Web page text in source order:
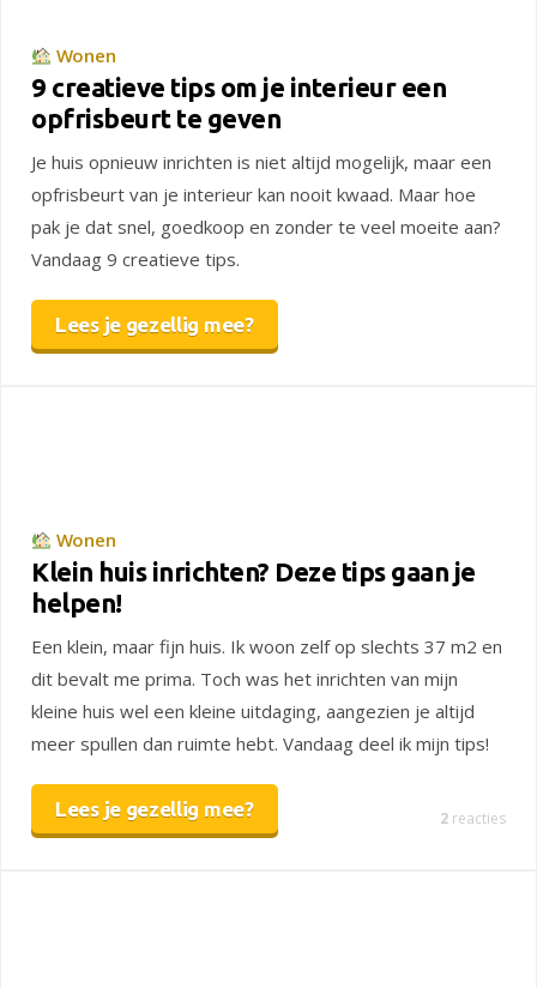
Wonen
9 creatieve tips om je interieur een
opfrisbeurt te geven
Je huis opnieuw inrichten is niet altijd mogelijk, maar een
opfrisbeurt van je interieur kan nooit kwaad. Maar hoe
pak je dat snel, goedkoop en zonder te veel moeite aan?
Vandaag 9 creatieve tips.
Lees je gezellig mee?
Wonen
Klein huis inrichten? Deze tips gaan je
helpen!
Een klein, maar fijn huis. Ik woon zelf op slechts 37 m2 en
dit bevalt me prima. Toch was het inrichten van mijn
kleine huis wel een kleine uitdaging, aangezien je altijd
meer spullen dan ruimte hebt. Vandaag deel ik mijn tips!
Lees je gezellig mee? 2 reacties